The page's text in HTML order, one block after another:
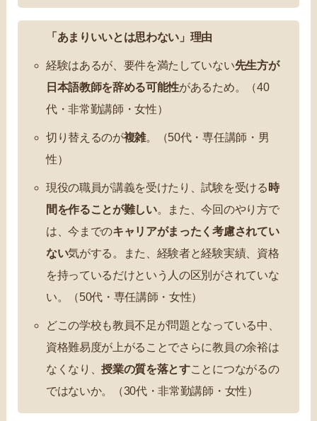
「あまりいいとは思わない」理由
経験はあるが、要件を満たしていない先生方が
日本語教師を辞める可能性があるため。（40
代・非常勤講師・女性）
切り替えるのが複雑。（50代・専任講師・男
性）
現役の職員が講義を受けたり、試験を受ける 時
間を作ることが難しい。また、今回のやり方で
は、今までのキャリアがまったく考慮されてい
ない気がする。また、経験者と経験実績、資格
を持っているだけという人の区別がされていな
い。（50代・専任講師・女性）
どこの学校も教員不足が問題となっている中、
資格難易度が上がることでさらに教員の余裕は
なくなり、授業の質を落とすことにつながるの
ではないか。（30代・非常勤講師・女性）